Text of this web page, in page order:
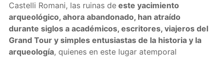
Castelli Romani, las ruinas deeste yacimiento
arqueológico, ahora abandonado, han atraído
durante siglos a académicos, escritores, viajeros del
Grand Tour y simples entusiastas de la historia y la
arqueología, quienes en este lugar atemporal